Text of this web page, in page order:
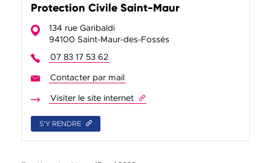
Protection Civile Saint-Maur
134 rue Garibaldi
94100 Saint-Maur-des-Fossés
07 83 17 53 62
Contacter par mail
Visiter le site internet
S'Y RENDRE